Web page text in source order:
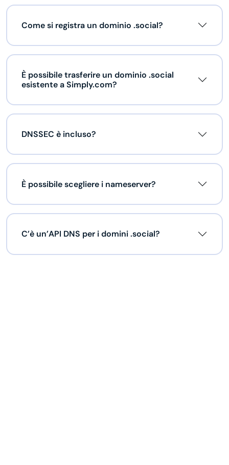
Come si registra un dominio .social?
È possibile trasferire un dominio .social
esistente a Simply.com?
DNSSEC è incluso?
È possibile scegliere i nameserver?
C’è un’API DNS per i domini .social?